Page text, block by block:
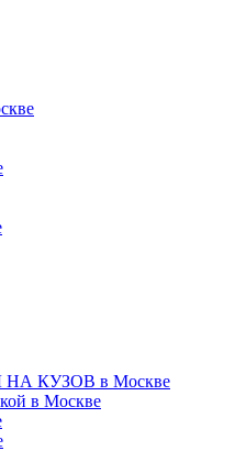
КУЗОВ в Москве
в Москве